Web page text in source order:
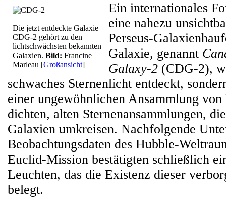
Die jetzt entdeckte Galaxie
CDG-2 gehört zu den
lichtschwächsten bekannten
Galaxien. Bild: Francine
Marleau [Großansicht]
Ein internationales
eine nahezu
Perseus-
Galaxie, genannt
Galaxy-2 (CDG-2),
schwaches Sternenlicht entdeckt,
einer ungewöhnlichen Ansammlung
dichten, alten Sternenansammlungen,
Galaxien umkreisen. Nachfolgende
Beobachtungsdaten des Hubble-
Euclid-Mission bestätigten schließlich
Leuchten, das die Existenz dieser
belegt.